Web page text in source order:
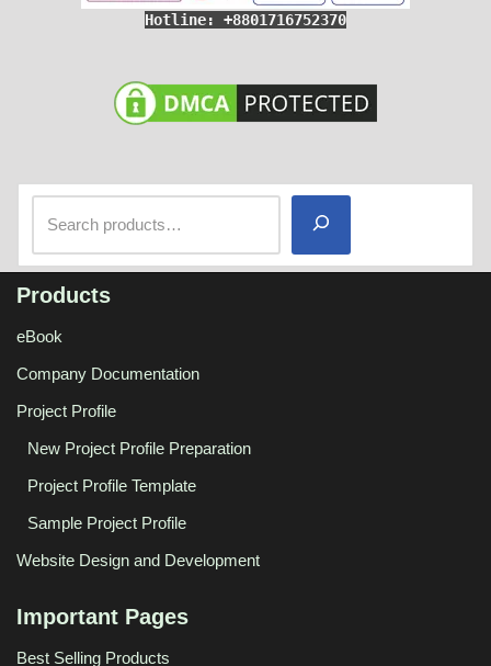
Hotline: +8801716752370
Products
eBook
Company Documentation
Project Profile
New Project Profile Preparation
Project Profile Template
Sample Project Profile